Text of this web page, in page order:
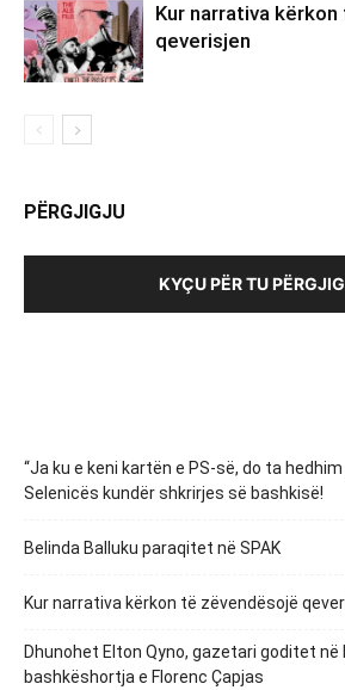
Kur narrativa
qeverisjen
PËRGJIGJU
KYÇU PËR TU
“Ja ku e keni kartën e PS-së, do ta
Selenicës kundër shkrirjes së bashkisë!
Belinda Balluku paraqitet në SPAK
Kur narrativa kërkon të zëvendësojë
Dhunohet Elton Qyno, gazetari goditet në
bashkëshortja e Florenc Çapjas